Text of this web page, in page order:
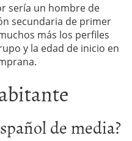
sería un hombre de
secundaria de primer
más los perfiles
y la edad de inicio en
de media?